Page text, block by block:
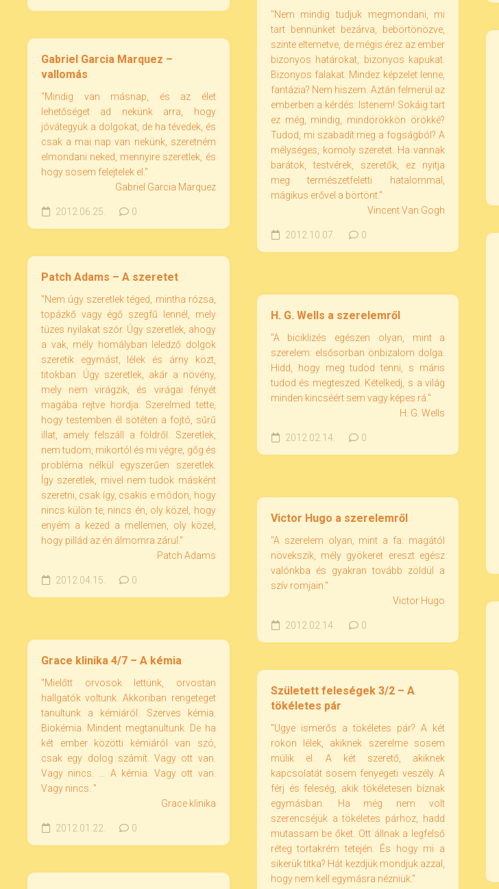
"Nem mindig tudjuk megmondani, mi
tart bennünket bezárva, bebörtönözve,
szinte eltemetve, de mégis érez az ember
bizonyos határokat, bizonyos kapukat.
Bizonyos falakat. Mindez képzelet lenne,
fantázia? Nem hiszem. Aztán felmerül az
emberben a kérdés: Istenem! Sokáig tart
ez még, mindig, mindörökkön örökké?
Tudod, mi szabadít meg a fogságból? A
mélységes, komoly szeretet. Ha vannak
barátok, testvérek, szeretők, ez nyitja
meg természetfeletti hatalommal,
mágikus erővel a börtönt."
Vincent Van Gogh
2012.10.07. 0
Gabriel Garcia Marquez –
vallomás
"Mindig van másnap, és az élet
lehetőséget ad nekünk arra, hogy
jóvátegyük a dolgokat, de ha tévedek, és
csak a mai nap van nekünk, szeretném
elmondani neked, mennyire szeretlek, és
hogy sosem felejtelek el."
Gabriel Garcia Marquez
2012.06.25. 0
Patch Adams – A szeretet
"Nem úgy szeretlek téged, mintha rózsa,
topázkő vagy égő szegfű lennél, mely
tüzes nyilakat szór. Úgy szeretlek, ahogy
a vak, mély homályban leledző dolgok
szeretik egymást, lélek és árny közt,
titokban. Úgy szeretlek, akár a növény,
mely nem virágzik, és virágai fényét
magába rejtve hordja. Szerelmed tette,
hogy testemben él sötéten a fojtó, sűrű
illat, amely felszáll a földről. Szeretlek,
nem tudom, mikortól és mi végre, gőg és
probléma nélkül egyszerűen szeretlek.
Így szeretlek, mivel nem tudok másként
szeretni, csak így, csakis e módon, hogy
nincs külön te, nincs én, oly közel, hogy
enyém a kezed a mellemen, oly közel,
hogy pillád az én álmomra zárul."
Patch Adams
2012.04.15. 0
H. G. Wells a szerelemről
"A biciklizés egészen olyan, mint a
szerelem: elsősorban önbizalom dolga.
Hidd, hogy meg tudod tenni, s máris
tudod és megteszed. Kételkedj, s a világ
minden kincséért sem vagy képes rá."
H. G. Wells
2012.02.14. 0
Victor Hugo a szerelemről
"A szerelem olyan, mint a fa: magától
növekszik, mély gyökeret ereszt egész
valónkba és gyakran tovább zöldül a
szív romjain."
Victor Hugo
2012.02.14. 0
Grace klinika 4/7 – A kémia
"Mielőtt orvosok lettünk, orvostan
hallgatók voltunk. Akkoriban rengeteget
tanultunk a kémiáról. Szerves kémia.
Biokémia. Mindent megtanultunk. De ha
két ember közötti kémiáról van szó,
csak egy dolog számít. Vagy ott van.
Vagy nincs. ... A kémia. Vagy ott van.
Vagy nincs. "
Grace klinika
2012.01.22. 0
Született feleségek 3/2 – A
tökéletes pár
"Ugye ismerős a tökéletes pár? A két
rokon lélek, akiknek szerelme sosem
múlik el. A két szerető, akiknek
kapcsolatát sosem fenyegeti veszély. A
férj és feleség, akik tökéletesen bíznak
egymásban. Ha még nem volt
szerencséjük a tökéletes párhoz, hadd
mutassam be őket. Ott állnak a legfelső
réteg tortakrém tetején. És hogy mi a
sikerük titka? Hát kezdjük mondjuk azzal,
hogy nem kell egymásra nézniük."